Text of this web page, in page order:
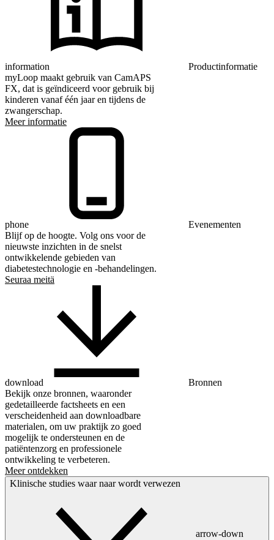
information
Productinformatie
myLoop maakt gebruik van CamAPS
FX, dat is geïndiceerd voor gebruik bij
kinderen vanaf één jaar en tijdens de
zwangerschap.
Meer informatie
phone
Evenementen
Blijf op de hoogte. Volg ons voor de
nieuwste inzichten in de snelst
ontwikkelende gebieden van
diabetestechnologie en -behandelingen.
Seuraa meitä
download
Bronnen
Bekijk onze bronnen, waaronder
gedetailleerde factsheets en een
verscheidenheid aan downloadbare
materialen, om uw praktijk zo goed
mogelijk te ondersteunen en de
patiëntenzorg en professionele
ontwikkeling te verbeteren.
Meer ontdekken
Klinische studies waar naar wordt verwezen
arrow-down